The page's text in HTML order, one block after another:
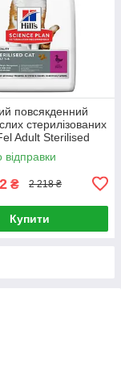
повсякденний
стерилізованих
Adult Sterilised
Качка
відправки
₴ 2 218 ₴
Купити